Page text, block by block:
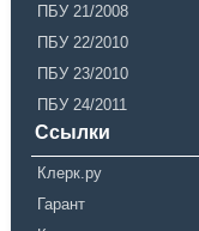
ПБУ 21/2008
ПБУ 22/2010
ПБУ 23/2010
ПБУ 24/2011
Ссылки
Клерк.ру
Гарант